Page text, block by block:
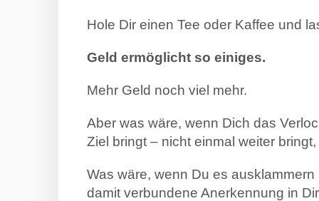
Hole Dir einen Tee oder Kaffee und
Geld ermöglicht so einiges.
Mehr Geld noch viel mehr.
Aber was wäre, wenn Dich das
Ziel bringt – nicht einmal weiter
Was wäre, wenn Du es
damit verbundene Anerkennung in